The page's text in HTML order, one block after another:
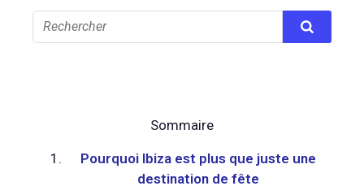
Sommaire
Pourquoi Ibiza est plus que juste une
destination de fête